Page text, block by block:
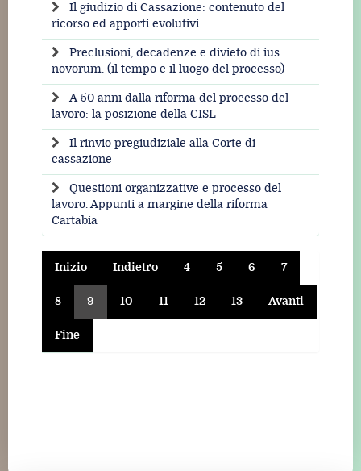
Il giudizio di Cassazione: contenuto del
ricorso ed apporti evolutivi
Preclusioni, decadenze e divieto di ius
novorum. (il tempo e il luogo del processo)
A 50 anni dalla riforma del processo del
lavoro: la posizione della CISL
Il rinvio pregiudiziale alla Corte di
cassazione
Questioni organizzative e processo del
lavoro. Appunti a margine della riforma
Cartabia
Inizio Indietro 4 5 6 7
8 9 10 11 12 13 Avanti
Fine